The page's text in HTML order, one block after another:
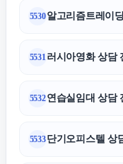
5530알고리즘트레이
5531 러시아영화 상담
5532연습실임대 상담
5533단기오피스텔 상